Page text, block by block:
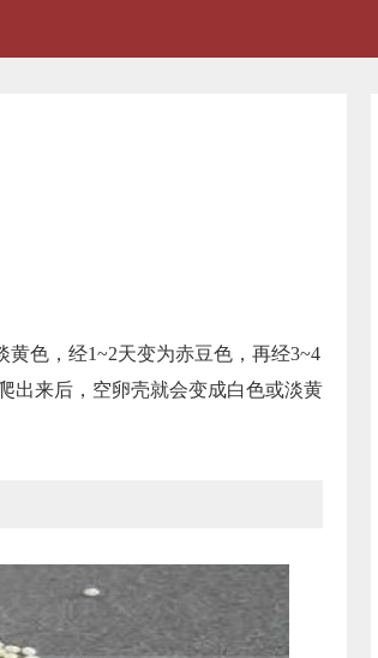
色，经1~2天变为赤豆色，再经3~4
出来后，空卵壳就会变成白色或淡黄